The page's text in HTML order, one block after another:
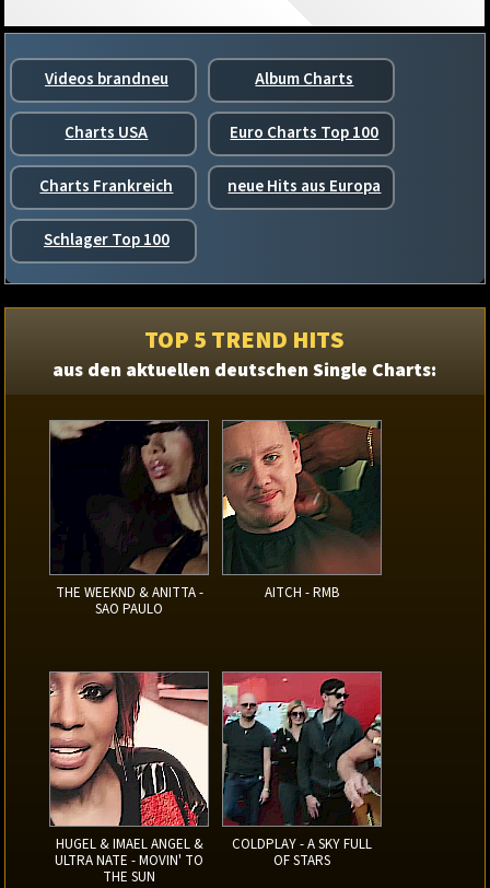
Videos brandneu Album Charts
Charts USA Euro Charts Top 100
Charts Frankreich neue Hits aus Europa
Schlager Top 100
TOP 5 TREND HITS
aus den aktuellen deutschen Single Charts:
THE WEEKND & ANITTA -
SAO PAULO
AITCH - RMB
HUGEL & IMAEL ANGEL &
ULTRA NATE - MOVIN' TO
THE SUN
COLDPLAY - A SKY FULL
OF STARS